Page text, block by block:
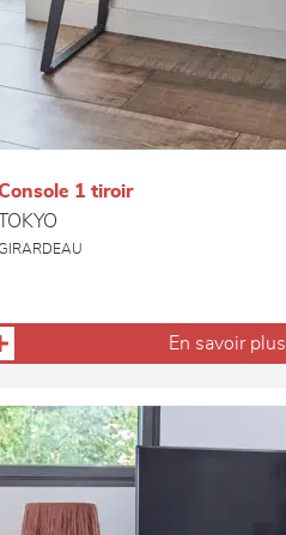
1 tiroir
TOKYO
En savoir plus